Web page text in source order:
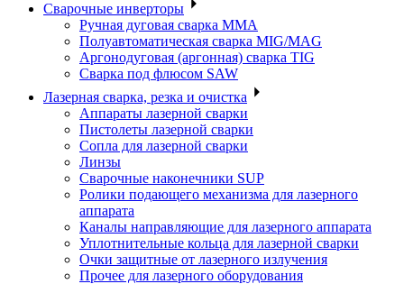
Сварочные инверторы
Ручная дуговая сварка MMA
Полуавтоматическая сварка MIG/MAG
Аргонодуговая (аргонная) сварка TIG
Сварка под флюсом SAW
Лазерная сварка, резка и очистка
Аппараты лазерной сварки
Пистолеты лазерной сварки
Сопла для лазерной сварки
Линзы
Сварочные наконечники SUP
Ролики подающего механизма для лазерного
аппарата
Каналы направляющие для лазерного аппарата
Уплотнительные кольца для лазерной сварки
Очки защитные от лазерного излучения
Прочее для лазерного оборудования